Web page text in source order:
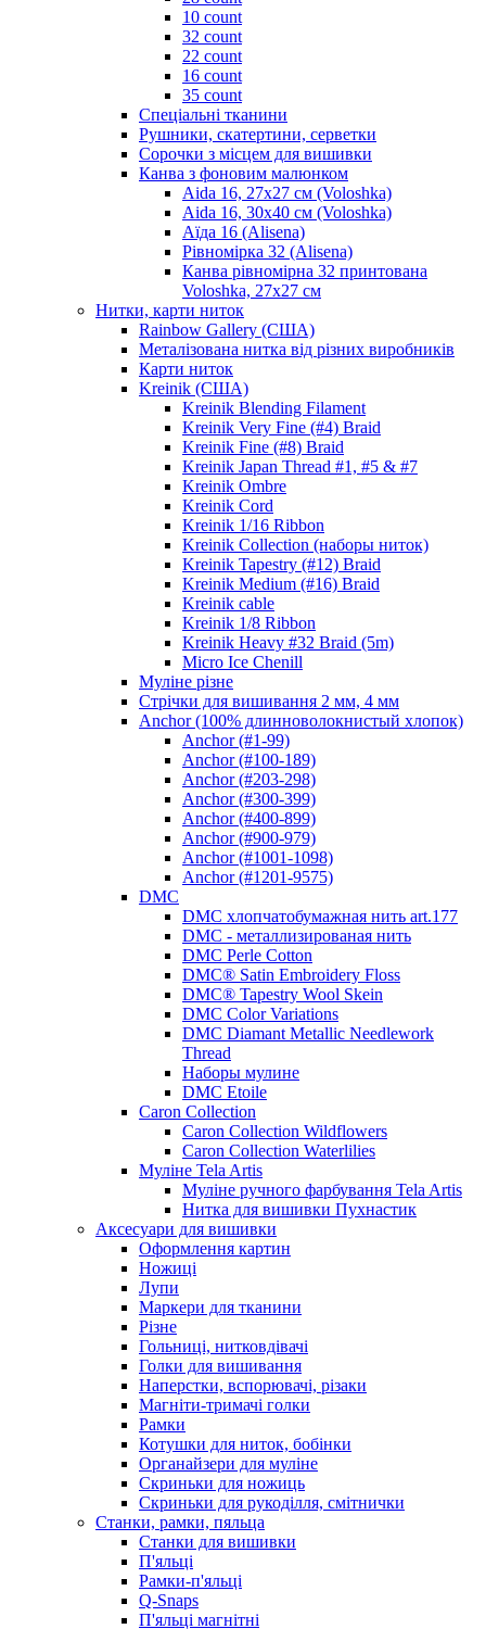
10 count
32 count
22 count
16 count
35 count
Спеціальні тканини
Рушники, скатертини, серветки
Сорочки з місцем для вишивки
Канва з фоновим малюнком
Aida 16, 27х27 см (Voloshka)
Aida 16, 30х40 см (Voloshka)
Аїда 16 (Alisena)
Рівномірка 32 (Alisena)
Канва рівномірна 32 принтована
Voloshka, 27х27 см
Нитки, карти ниток
Rainbow Gallery (США)
Металізована нитка від різних виробників
Карти ниток
Kreinik (США)
Kreinik Blending Filament
Kreinik Very Fine (#4) Braid
Kreinik Fine (#8) Braid
Kreinik Japan Thread #1, #5 & #7
Kreinik Ombre
Kreinik Cord
Kreinik 1/16 Ribbon
Kreinik Collection (наборы ниток)
Kreinik Tapestry (#12) Braid
Kreinik Medium (#16) Braid
Kreinik cable
Kreinik 1/8 Ribbon
Kreinik Heavy #32 Braid (5m)
Micro Ice Chenill
Муліне різне
Стрічки для вишивання 2 мм, 4 мм
Anchor (100% длинноволокнистый хлопок)
Anchor (#1-99)
Anchor (#100-189)
Anchor (#203-298)
Anchor (#300-399)
Anchor (#400-899)
Anchor (#900-979)
Anchor (#1001-1098)
Anchor (#1201-9575)
DMC
DMC хлопчатобумажная нить art.177
DMC - металлизированая нить
DMC Perle Cotton
DMC® Satin Embroidery Floss
DMC® Tapestry Wool Skein
DMC Color Variations
DMC Diamant Metallic Needlework
Thread
Наборы мулине
DMC Etoile
Caron Collection
Caron Collection Wildflowers
Caron Collection Waterlilies
Муліне Tela Artis
Муліне ручного фарбування Tela Artis
Нитка для вишивки Пухнастик
Аксесуари для вишивки
Оформлення картин
Ножиці
Лупи
Маркери для тканини
Різне
Гольниці, нитковдівачі
Голки для вишивання
Наперстки, вспорювачі, різаки
Магніти-тримачі голки
Рамки
Котушки для ниток, бобінки
Органайзери для муліне
Скриньки для ножиць
Скриньки для рукоділля, смітнички
Станки, рамки, пяльца
Станки для вишивки
П'яльці
Рамки-п'яльці
Q-Snaps
П'яльці магнітні